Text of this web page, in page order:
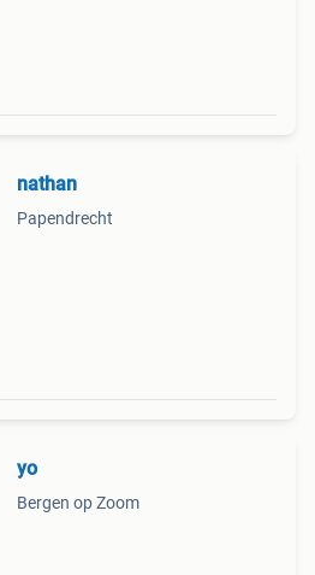
nathan
Papendrecht
yo
Bergen op Zoom